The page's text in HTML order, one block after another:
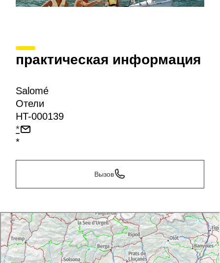
практическая информация
Salomé
Отели
HT-000139
*
*
Вызов